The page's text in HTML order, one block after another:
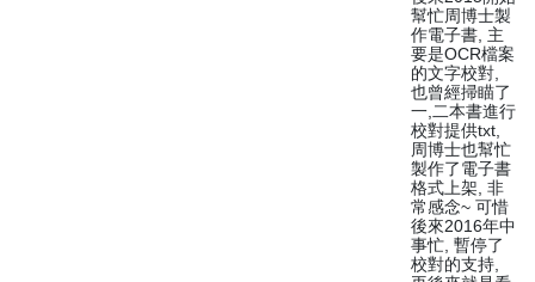
幫忙周博士製
作電子書, 主
要是OCR檔案
的文字校對,
也曾經掃瞄了
一,二本書進行
校對提供txt,
周博士也幫忙
製作了電子書
格式上架, 非
常感念~ 可惜
後來2016年中
事忙, 暫停了
校對的支持,